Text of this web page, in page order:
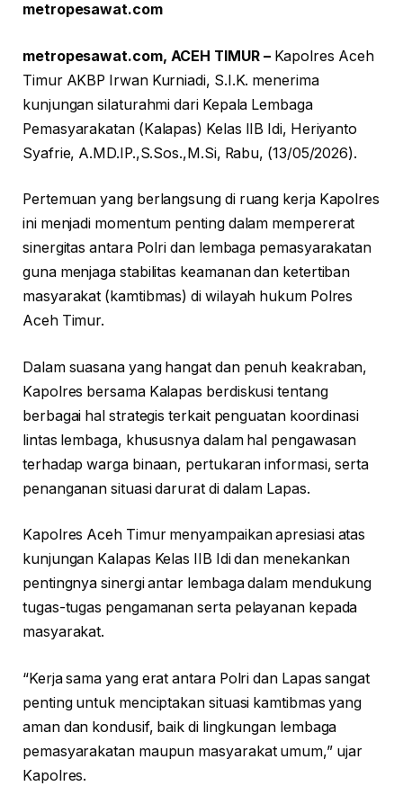
metropesawat.com
metropesawat.com, ACEH TIMUR –Kapolres Aceh
Timur AKBP Irwan Kurniadi, S.I.K. menerima
kunjungan silaturahmi dari Kepala Lembaga
Pemasyarakatan (Kalapas) Kelas IIB Idi, Heriyanto
Syafrie, A.MD.IP.,S.Sos.,M.Si, Rabu, (13/05/2026).
Pertemuan yang berlangsung di ruang kerja Kapolres
ini menjadi momentum penting dalam mempererat
sinergitas antara Polri dan lembaga pemasyarakatan
guna menjaga stabilitas keamanan dan ketertiban
masyarakat (kamtibmas) di wilayah hukum Polres
Aceh Timur.
Dalam suasana yang hangat dan penuh keakraban,
Kapolres bersama Kalapas berdiskusi tentang
berbagai hal strategis terkait penguatan koordinasi
lintas lembaga, khususnya dalam hal pengawasan
terhadap warga binaan, pertukaran informasi, serta
penanganan situasi darurat di dalam Lapas.
Kapolres Aceh Timur menyampaikan apresiasi atas
kunjungan Kalapas Kelas IIB Idi dan menekankan
pentingnya sinergi antar lembaga dalam mendukung
tugas-tugas pengamanan serta pelayanan kepada
masyarakat.
“Kerja sama yang erat antara Polri dan Lapas sangat
penting untuk menciptakan situasi kamtibmas yang
aman dan kondusif, baik di lingkungan lembaga
pemasyarakatan maupun masyarakat umum,” ujar
Kapolres.